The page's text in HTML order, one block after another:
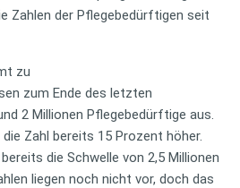
Zahlen der Pflegebedürftigen seit
zu
zum Ende des letzten
2 Millionen Pflegebedürftige aus.
Zahl bereits 15 Prozent höher.
die Schwelle von 2,5 Millionen
liegen noch nicht vor, doch das